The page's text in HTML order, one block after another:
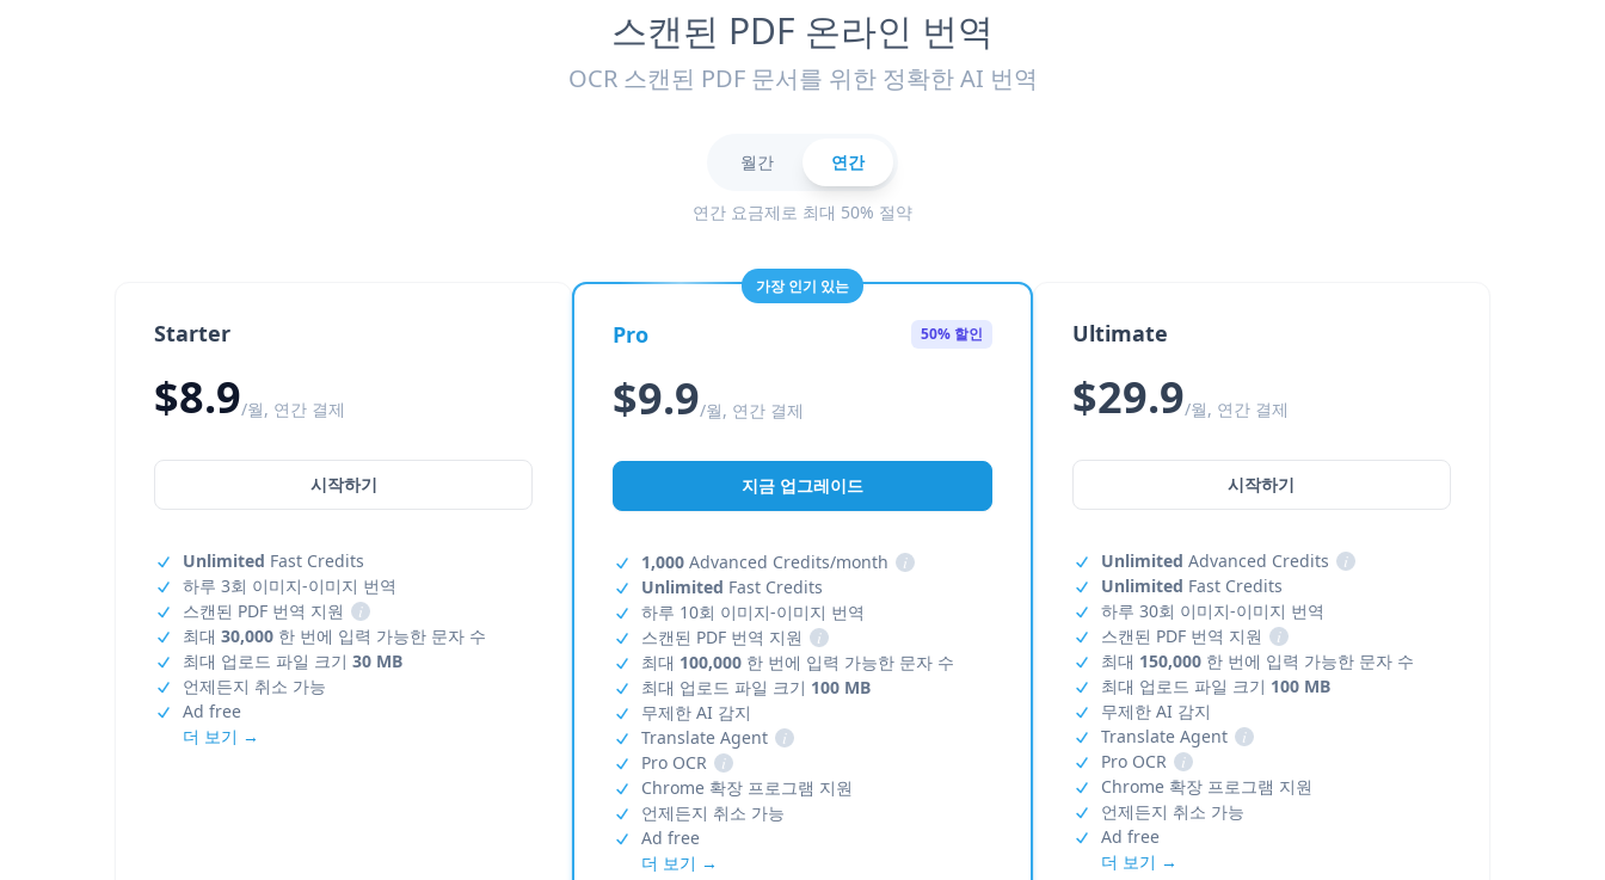
스캔된 PDF 온라인 번역
OCR 스캔된 PDF 문서를 위한 정확한 AI 번역
월간 연간
연간 요금제로 최대 50% 절약
Starter
$8.9/월, 연간 결제
시작하기
Unlimited Fast Credits
하루 3회 이미지-이미지 번역
스캔된 PDF 번역 지원
i
최대 30,000 한 번에 입력 가능한 문자 수
최대 업로드 파일 크기 30 MB
언제든지 취소 가능
Ad free
더 보기 →
가장 인기 있는
Pro 50% 할인
$9.9/월, 연간 결제
지금 업그레이드
1,000 Advanced Credits/month
i
Unlimited Fast Credits
하루 10회 이미지-이미지 번역
스캔된 PDF 번역 지원
i
최대 100,000 한 번에 입력 가능한 문자 수
최대 업로드 파일 크기 100 MB
무제한 AI 감지
Translate Agent
i
Pro OCR
i
Chrome 확장 프로그램 지원
언제든지 취소 가능
Ad free
더 보기 →
Ultimate
$29.9/월, 연간 결제
시작하기
Unlimited Advanced Credits
i
Unlimited Fast Credits
하루 30회 이미지-이미지 번역
스캔된 PDF 번역 지원
i
최대 150,000한 번에 입력 가능한 문자 수
최대 업로드 파일 크기 100 MB
무제한 AI 감지
Translate Agent
i
Pro OCR
i
Chrome 확장 프로그램 지원
언제든지 취소 가능
Ad free
더 보기 →